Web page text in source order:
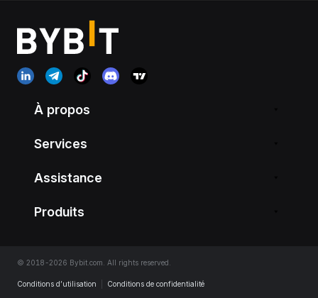
À propos
Services
Assistance
Produits
© 2018-2026 Bybit.com. All rights reserved.
Conditions d’utilisation Conditions de confidentialité